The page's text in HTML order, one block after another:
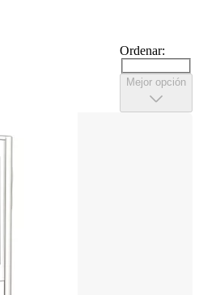
Ordenar:
Mejor opción